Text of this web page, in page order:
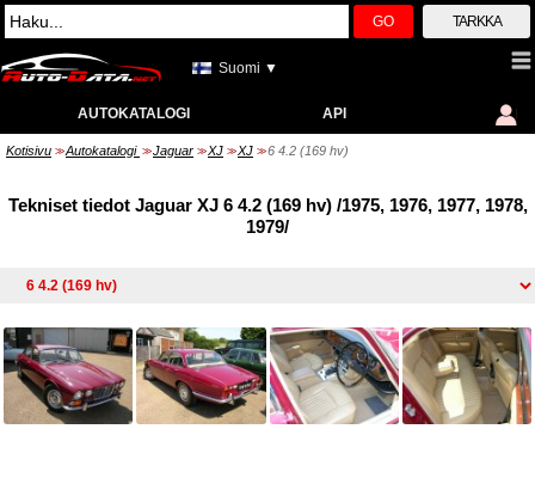
GO TARKKA
Suomi ▼
AUTOKATALOGI API
Kotisivu >> Autokatalogi >> Jaguar >> XJ >> XJ >> 6 4.2 (169 hv)
Tekniset tiedot Jaguar XJ 6 4.2 (169 hv) /1975, 1976, 1977, 1978,
1979/